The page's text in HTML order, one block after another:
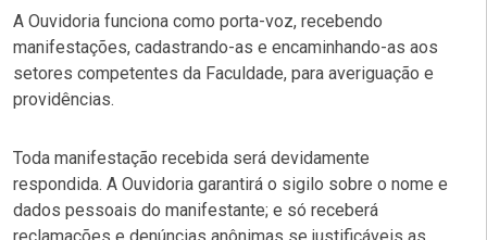
A Ouvidoria funciona como porta-voz, recebendo
manifestações, cadastrando-as e encaminhando-as aos
setores competentes da Faculdade, para averiguação e
providências.
Toda manifestação recebida será devidamente
respondida. A Ouvidoria garantirá o sigilo sobre o nome e
dados pessoais do manifestante; e só receberá